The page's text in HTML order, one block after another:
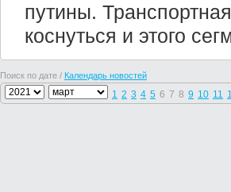
путины.
коснуться и этого
Поиск по дате / Календарь новостей
1 2 3 4 5 6 7 8 9 10 11